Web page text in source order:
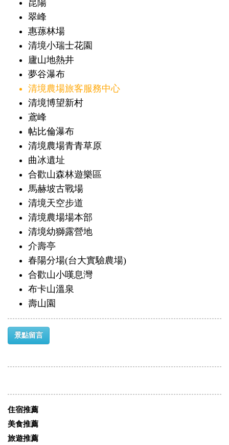
昆陽
翠峰
惠蓀林場
清境小瑞士花園
廬山地熱井
夢谷瀑布
清境農場旅客服務中心
清境博望新村
鳶峰
帖比倫瀑布
清境農場青青草原
曲冰遺址
合歡山森林遊樂區
馬赫坡古戰場
清境天空步道
清境農場場本部
清境幼獅露營地
介壽亭
春陽分場(台大實驗農場)
合歡山小嘆息灣
布卡山溫泉
壽山園
景點留言
住宿推薦
美食推薦
旅遊推薦